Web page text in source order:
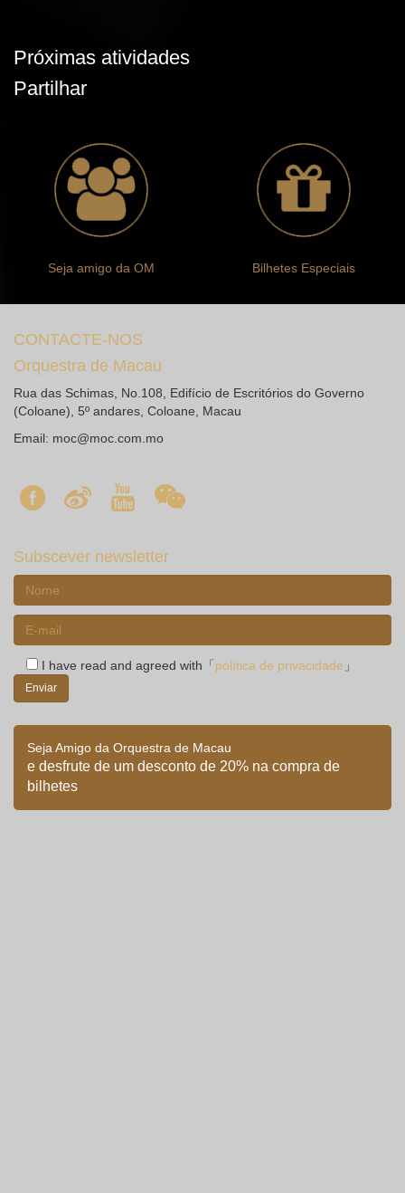
Próximas atividades
Partilhar
Seja amigo da OM Bilhetes Especiais
CONTACTE-NOS
Orquestra de Macau
Rua das Schimas, No.108, Edifício de Escritórios do Governo
(Coloane), 5º andares, Coloane, Macau
Email: moc@moc.com.mo
Subscever newsletter
I have read and agreed with「 política de privacidade 」
Seja Amigo da Orquestra de Macau
e desfrute de um desconto de 20% na compra de
bilhetes